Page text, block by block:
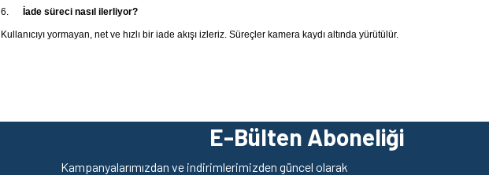
6. İade süreci nasıl ilerliyor?
Kullanıcıyı yormayan, net ve hızlı bir iade akışı izleriz. Süreçler kamera kaydı altında yürütülür.
E-Bülten Aboneliği
Kampanyalarımızdan ve indirimlerimizden güncel olarak